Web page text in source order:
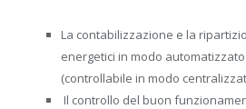
La contabilizzazione e la
energetici in modo
(controllabile in modo
Il controllo del buon